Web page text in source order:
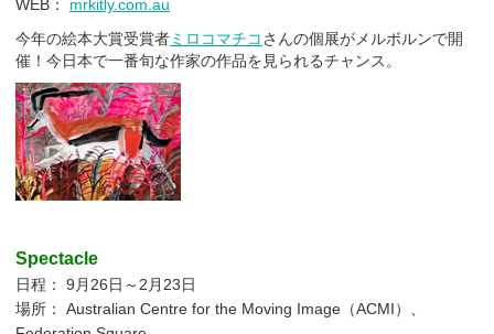
WEB： mrkitly.com.au
今年の絵本大賞受賞者ミロコマチコさんの個展がメルボルンで開
催！今日本で一番旬な作家の作品を見られるチャンス。
Spectacle
日程： 9月26日～2月23日
場所： Australian Centre for the Moving Image（ACMI）、